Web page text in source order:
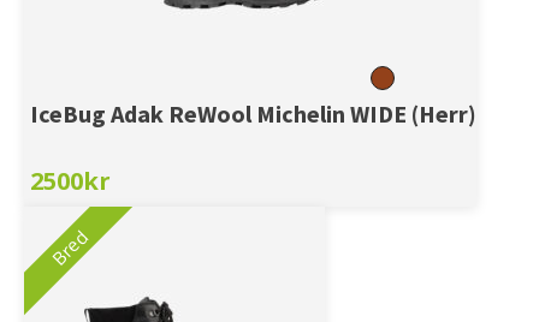
IceBug Adak ReWool Michelin WIDE (Herr)
2500kr
Bred